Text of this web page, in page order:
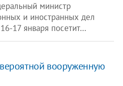
министр
и иностранных дел
17 января посетит…
вооруженную